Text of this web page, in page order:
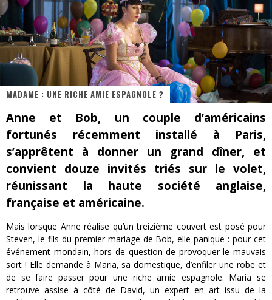
« Le Béton et le Bambou / Propositions pour Mayotte et le Monde. » - Améliorations !
Star Fox
PsyRiver 2026 : la magie revient sur les rives de l’Aar
« MOFUSAND / Parler Japonais » – Des Expressions Pratiques !
« Dr Wertham / L’homme qui étudia les tueurs en série » - Un Métier à Risque !
« Le Vent dand les Saules » - Une Belle Histoire !
« Damn Them All » - Un duo de Choc !
MADAME : UNE RICHE AMIE ESPAGNOLE ?
Anne et Bob, un couple d’américains
fortunés récemment installé à Paris,
s’apprêtent à donner un grand dîner, et
convient douze invités triés sur le volet,
réunissant la haute société anglaise,
française et américaine.
Mais lorsque Anne réalise qu’un treizième couvert est posé pour
Steven, le fils du premier mariage de Bob, elle panique : pour cet
événement mondain, hors de question de provoquer le mauvais
sort ! Elle demande à Maria, sa domestique, d’enfiler une robe et
de se faire passer pour une riche amie espagnole. Maria se
retrouve assise à côté de David, un expert en art issu de la